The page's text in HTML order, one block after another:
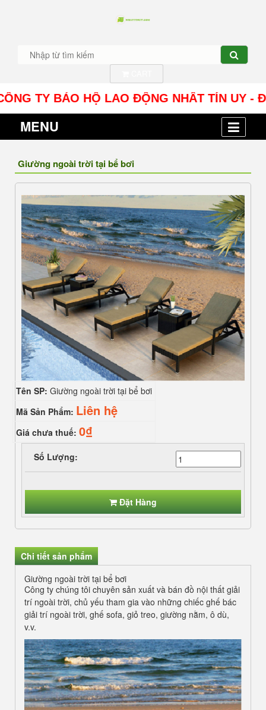
TY BẢO HỘ LAO ĐỘNG NHÂT TÍN UY - Địa
MENU
Giường ngoài trời tại bể bơi
Tên SP: Giường ngoài trời tại bể bơi
Mã Sản Phẩm: Liên hệ
Giá chưa thuế: 0₫
Số Lượng:
Đặt Hàng
Chi tiết sản phẩm
Giường ngoài trời tại bể bơi
Công ty chúng tôi chuyên sản xuất và bán đồ nội thất giải
trí ngoài trời, chủ yếu tham gia vào những chiếc ghế bác
giải trí ngoài trời, ghế sofa, giỏ treo, giường nằm, ô dù,
v.v.